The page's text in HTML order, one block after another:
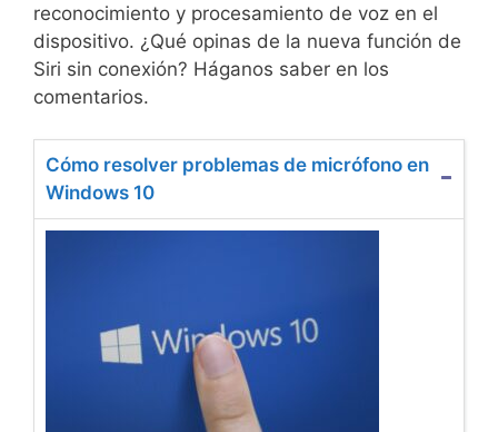
reconocimiento y procesamiento de voz en el
dispositivo. ¿Qué opinas de la nueva función de
Siri sin conexión? Háganos saber en los
comentarios.
Cómo resolver problemas de micrófono en
Windows 10